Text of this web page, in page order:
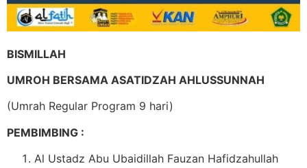
BISMILLAH
UMROH BERSAMA ASATIDZAH AHLUSSUNNAH
(Umrah Regular Program 9 hari)
PEMBIMBING :
Al Ustadz Abu Ubaidillah Fauzan Hafidzahullah